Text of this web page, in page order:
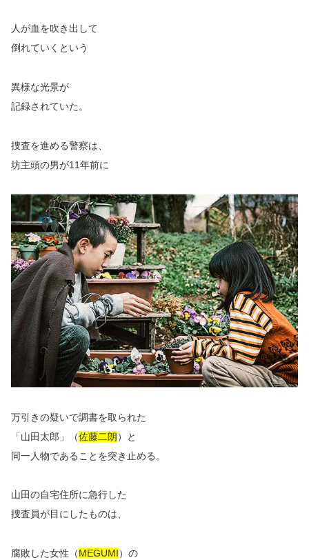
人が血を吹き出して
倒れていくという
異様な光景が
記録されていた。
捜査を進める警察は、
坊主頭の男が11年前に
万引きの疑いで調書を取られた
「山田太郎」（佐藤二朗）と
同一人物であることを突き止める。
山田の自宅住所に急行した
捜査員が目にしたものは、
腐敗した女性（MEGUMI）の